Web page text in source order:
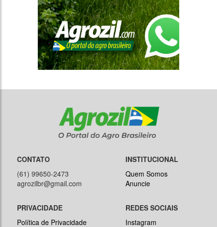
CONTATO
(61) 99650-2473
agrozilbr@gmail.com
INSTITUCIONAL
Quem Somos
Anuncie
PRIVACIDADE
Política de Privacidade
REDES SOCIAIS
Instagram